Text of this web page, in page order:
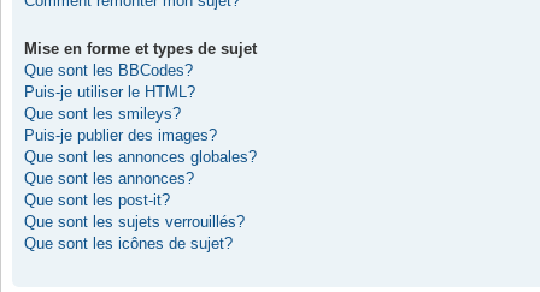
Mise en forme et types de sujet
Que sont les BBCodes?
Puis-je utiliser le HTML?
Que sont les smileys?
Puis-je publier des images?
Que sont les annonces globales?
Que sont les annonces?
Que sont les post-it?
Que sont les sujets verrouillés?
Que sont les icônes de sujet?